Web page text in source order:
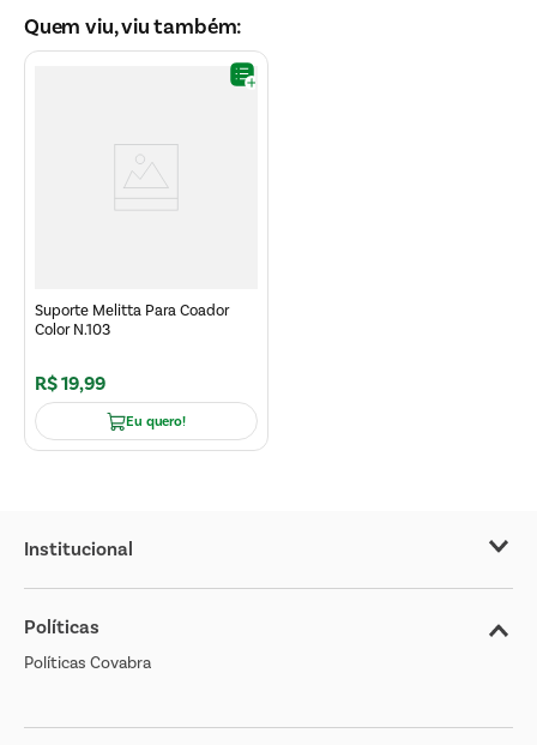
Quem viu, viu também:
Suporte Melitta Para Coador
Color N.103
R$19,99
Eu quero!
Institucional
Sobre o Covabra
Nossas Lojas
Cliente Bem Estar
Políticas
Políticas Covabra